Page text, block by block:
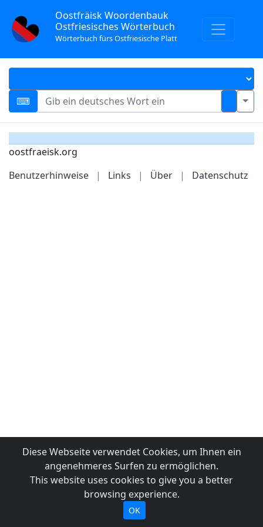
Oostfräisk Woordenbauk
Ostfriesisches Wörterbuch
Wörterbuch fürs Ostfriesische Platt
oostfraeisk.org
Benutzerhinweise
| Links | Über | Datenschutz
Diese Webseite verwendet Cookies, um Ihnen ein
angenehmeres Surfen zu ermöglichen.
This website uses cookies to give you a better
browsing experience.
OK